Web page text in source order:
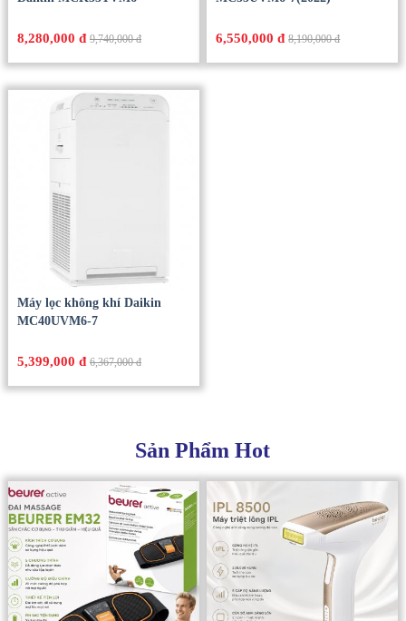
8,280,000 đ 9,740,000 đ 6,550,000 đ 8,190,000 đ
Máy lọc không khí Daikin
MC40UVM6-7
5,399,000 đ 6,367,000 đ
Sản Phẩm Hot